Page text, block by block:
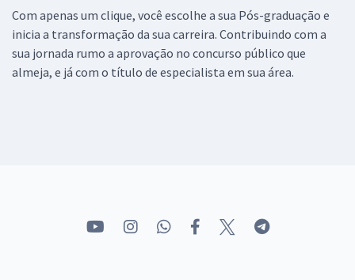
Com apenas um clique, você escolhe a sua Pós-graduação e
inicia a transformação da sua carreira. Contribuindo com a
sua jornada rumo a aprovação no concurso público que
almeja, e já com o título de especialista em sua área.